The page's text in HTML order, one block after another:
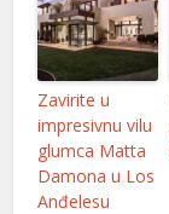
Zavirite u
impresivnu vilu
glumca Matta
Damona u Los
Anđelesu